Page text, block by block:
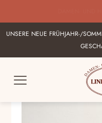
UNSERE NEUE FRÜHJAHR-/